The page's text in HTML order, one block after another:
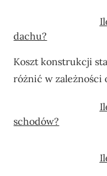
dachu?
Koszt konstrukcji
różnić w zależności
schodów?